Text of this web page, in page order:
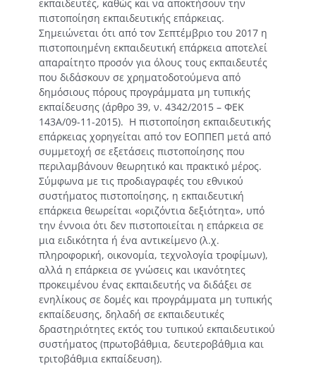
εκπαιδευτές, καθώς και να αποκτήσουν την
πιστοποίηση εκπαιδευτικής επάρκειας.
Σημειώνεται ότι από τον Σεπτέμβριο του 2017 η
πιστοποιημένη εκπαιδευτική επάρκεια αποτελεί
απαραίτητο προσόν για όλους τους εκπαιδευτές
που διδάσκουν σε χρηματοδοτούμενα από
δημόσιους πόρους προγράμματα μη τυπικής
εκπαίδευσης (άρθρο 39, ν. 4342/2015 – ΦΕΚ
143Α/09-11-2015). Η πιστοποίηση εκπαιδευτικής
επάρκειας χορηγείται από τον ΕΟΠΠΕΠ μετά από
συμμετοχή σε εξετάσεις πιστοποίησης που
περιλαμβάνουν θεωρητικό και πρακτικό μέρος.
Σύμφωνα με τις προδιαγραφές του εθνικού
συστήματος πιστοποίησης, η εκπαιδευτική
επάρκεια θεωρείται «οριζόντια δεξιότητα», υπό
την έννοια ότι δεν πιστοποιείται η επάρκεια σε
μια ειδικότητα ή ένα αντικείμενο (λ.χ.
πληροφορική, οικονομία, τεχνολογία τροφίμων),
αλλά η επάρκεια σε γνώσεις και ικανότητες
προκειμένου ένας εκπαιδευτής να διδάξει σε
ενηλίκους σε δομές και προγράμματα μη τυπικής
εκπαίδευσης, δηλαδή σε εκπαιδευτικές
δραστηριότητες εκτός του τυπικού εκπαιδευτικού
συστήματος (πρωτοβάθμια, δευτεροβάθμια και
τριτοβάθμια εκπαίδευση).